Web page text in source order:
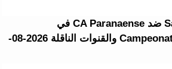
موعد مباراة Santos FC ضد CA Paranaense في
Campeonato Brasileiro Série A والقنوات الناقلة 2026-08-